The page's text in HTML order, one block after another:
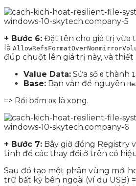
+ Bước 6: Đặt tên cho giá trị vừa
là
đúp chuột lên giá trị này, và thiết
Value Data: Sửa số 0 thành 1
Base: Bạn vẫn để nguyên
=> Rồi bấm OK là xong.
+ Bước 7: Bây giờ đóng Registry
tính để các thay đổi ở trên có
Sau đó tạo một phân vùng mới
trữ bất kỳ bên ngoài (ví dụ USB)